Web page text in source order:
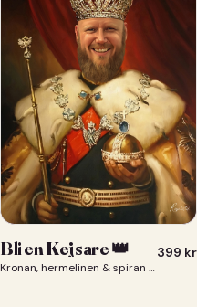
Bli en Kejsare 👑
Kronan, hermelinen & spiran — du som kejsare 👑
399 kr